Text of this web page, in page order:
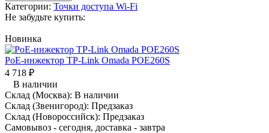
Категории: Точки доступа Wi-Fi
Не забудьте купить:
Новинка
PoE-инжектор TP-Link Omada POE260S
4 718 ₽
В наличии
Склад (Москва): В наличии
Склад (Звенигород): Предзаказ
Склад (Новороссийск): Предзаказ
Самовывоз - сегодня, доставка - завтра